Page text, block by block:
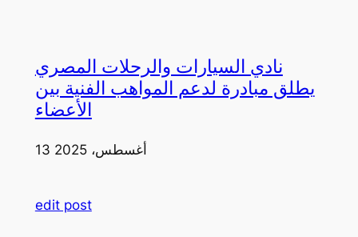
نادي السيارات والرحلات المصري
يطلق مبادرة لدعم المواهب الفنية بين
الأعضاء
13 أغسطس، 2025
edit post